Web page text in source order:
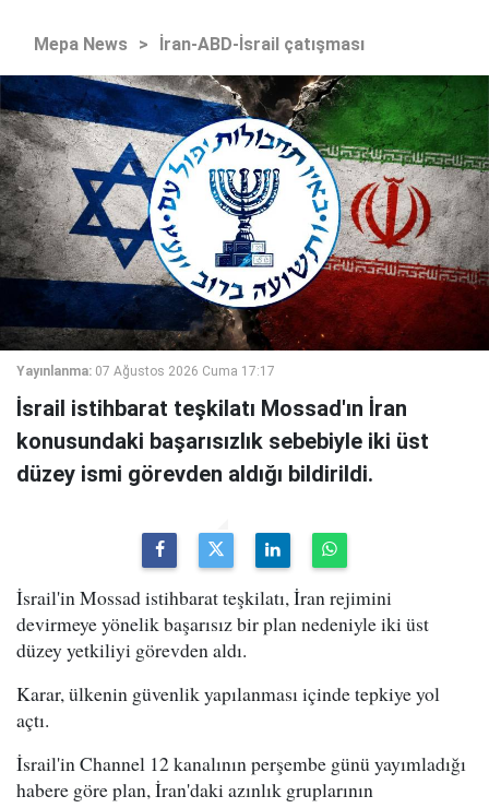
Mepa News > İran-ABD-İsrail çatışması
Yayınlanma: 07 Ağustos 2026 Cuma 17:17
İsrail istihbarat teşkilatı Mossad'ın İran
konusundaki başarısızlık sebebiyle iki üst
düzey ismi görevden aldığı bildirildi.
İsrail'in Mossad istihbarat teşkilatı, İran rejimini
devirmeye yönelik başarısız bir plan nedeniyle iki üst
düzey yetkiliyi görevden aldı.
Karar, ülkenin güvenlik yapılanması içinde tepkiye yol
açtı.
İsrail'in Channel 12 kanalının perşembe günü yayımladığı
habere göre plan, İran'daki azınlık gruplarının